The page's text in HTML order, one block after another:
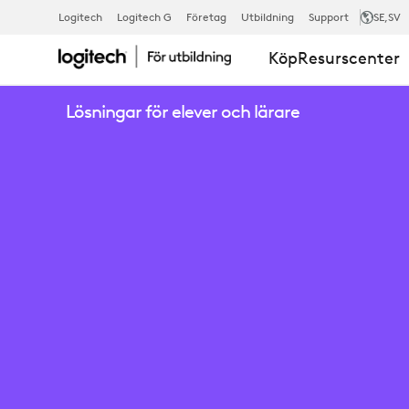
UNIVERSITÄET
BASEL
Logitech Logitech G Företag Utbildning Support SE,SV
KöpResurscenter
Lösningar för elever och lärare